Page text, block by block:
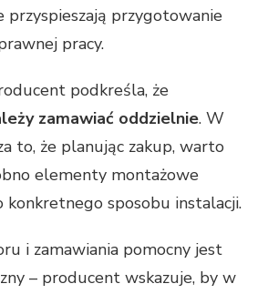
przygotowanie
pracy.
podkreśla, że
zamawiać oddzielnie. W
to, że planując zakup, warto
elementy montażowe
konkretnego sposobu instalacji.
i zamawiania pomocny jest
– producent wskazuje, by w